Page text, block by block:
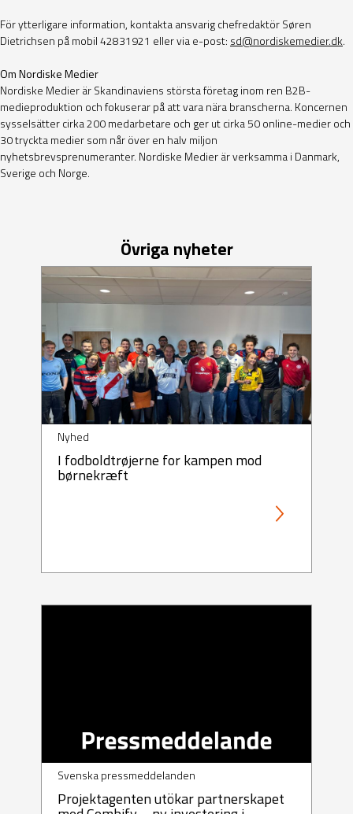
För ytterligare information, kontakta ansvarig chefredaktör Søren
Dietrichsen på mobil 42831921 eller via e-post: sd@nordiskemedier.dk.
Om Nordiske Medier
Nordiske Medier är Skandinaviens största företag inom ren B2B-
medieproduktion och fokuserar på att vara nära branscherna. Koncernen
sysselsätter cirka 200 medarbetare och ger ut cirka 50 online-medier och
30 tryckta medier som når över en halv miljon
nyhetsbrevsprenumeranter. Nordiske Medier är verksamma i Danmark,
Sverige och Norge.
Övriga nyheter
Nyhed
I fodboldtrøjerne for kampen mod
børnekræft
Svenska pressmeddelanden
Projektagenten utökar partnerskapet